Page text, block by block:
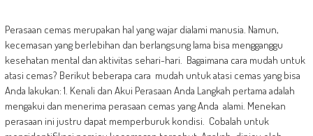
Perasaan cemas merupakan hal yang wajar dialami manusia. Namun,
kecemasan yang berlebihan dan berlangsung lama bisa mengganggu
kesehatan mental dan aktivitas sehari-hari. Bagaimana cara mudah untuk
atasi cemas? Berikut beberapa cara mudah untuk atasi cemas yang bisa
Anda lakukan: 1. Kenali dan Akui Perasaan Anda Langkah pertama adalah
mengakui dan menerima perasaan cemas yang Anda alami. Menekan
perasaan ini justru dapat memperburuk kondisi. Cobalah untuk